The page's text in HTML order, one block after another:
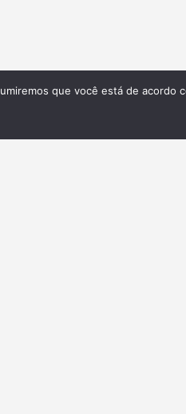
que você está de acordo